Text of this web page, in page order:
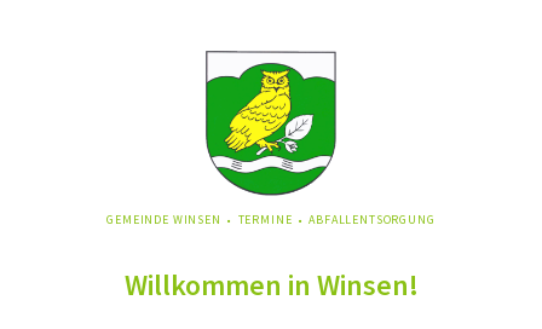
NAVIGATION
GEMEINDE WINSEN TERMINE ABFALLENTSORGUNG
Willkommen in Winsen!